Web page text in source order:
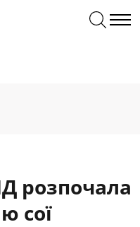
розпочала
сої